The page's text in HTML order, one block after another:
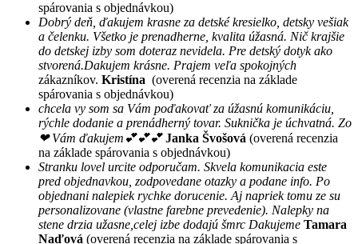
spárovania s objednávkou)
Dobrý deň, ďakujem krasne za detské kresielko, detsky vešiak
a čelenku. Všetko je prenadherne, kvalita úžasná. Nič krajšie
do detskej izby som doteraz nevidela. Pre detský dotyk ako
stvorená.Dakujem krásne. Prajem veľa spokojných
zákazníkov. Kristína (overená recenzia na základe
spárovania s objednávkou)
chcela vy som sa Vám poďakovať za úžasnú komunikáciu,
rýchle dodanie a prenádherný tovar. Suknička je úchvatná. Zo
❤ Vám ďakujem💕💕💕 Janka Švošová (overená recenzia
na základe spárovania s objednávkou)
Stranku lovel urcite odporučam. Skvela komunikacia este
pred objednavkou, zodpovedane otazky a podane info. Po
objednani nalepiek rychke dorucenie. Aj napriek tomu ze su
personalizovane (vlastne farebne prevedenie). Nalepky na
stene drzia užasne,celej izbe dodajú šmrc Dakujeme Tamara
Naďová (overená recenzia na základe spárovania s